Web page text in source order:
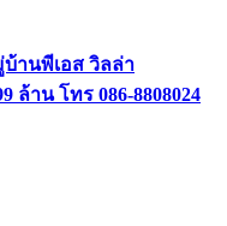
านพีเอส วิลล่า
ล้าน โทร 086-8808024